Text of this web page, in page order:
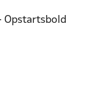
Opstartsbold